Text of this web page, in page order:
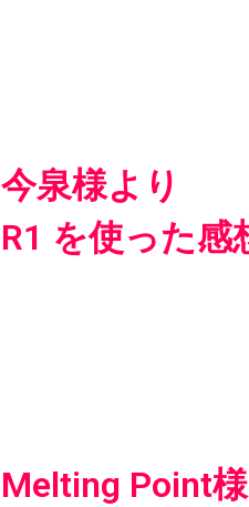
今泉様より
R1 を使った感
Melting Point